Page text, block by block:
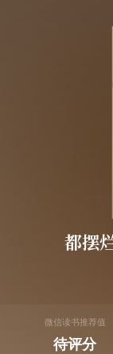
都摆
微信读书推荐值
待评分